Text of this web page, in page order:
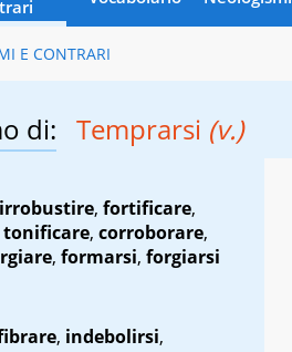
E CONTRARI
di: Temprarsi (v.)
irrobustire, fortificare,
tonificare, corroborare,
, formarsi, forgiarsi
, indebolirsi,